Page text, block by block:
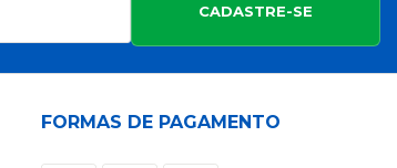
CADASTRE-SE
FORMAS DE PAGAMENTO